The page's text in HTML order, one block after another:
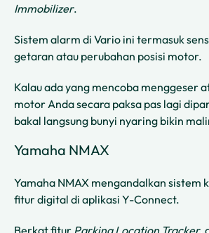
Immobilizer.
Sistem alarm di Vario ini termasuk
getaran atau perubahan posisi motor.
Kalau ada yang mencoba menggeser
motor Anda secara paksa pas lagi
bakal langsung bunyi nyaring bikin
Yamaha NMAX
Yamaha NMAX mengandalkan sistem
fitur digital di aplikasi Y-Connect.
Berkat fitur Parking Location Tracker,